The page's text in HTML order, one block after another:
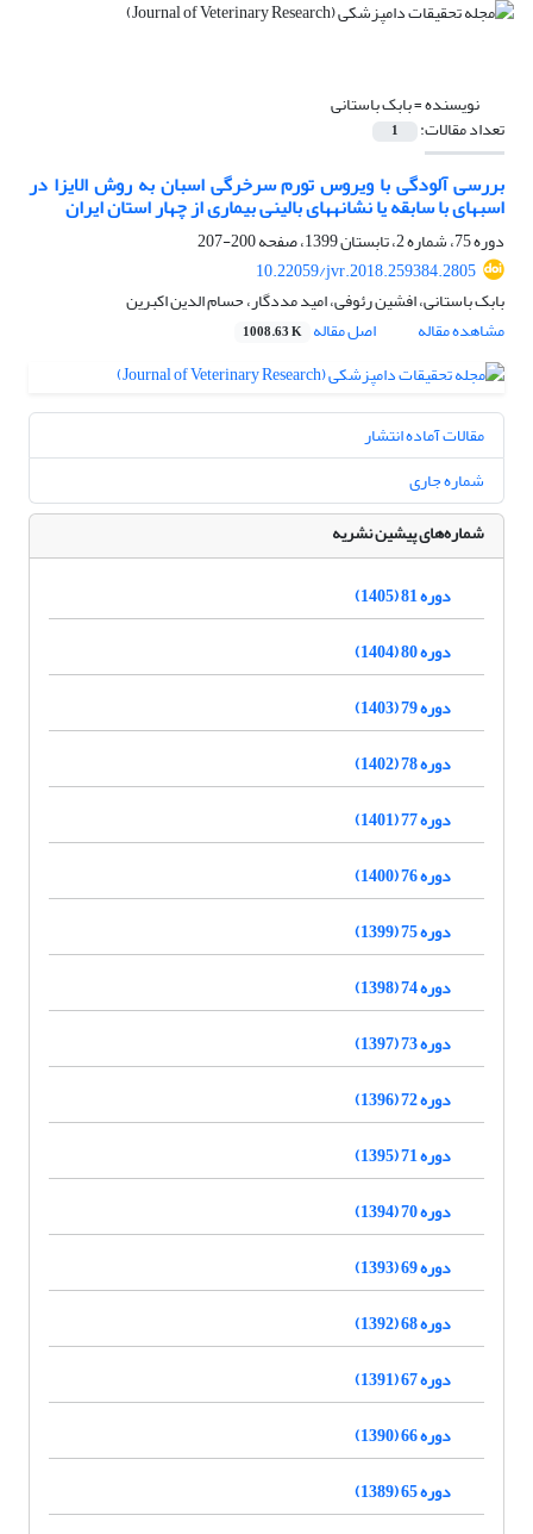
نویسنده =بابک باستانی
تعداد مقالات: 1
بررسی آلودگی با ویروس تورم سرخرگی اسبان به روش الایزا در
اسب‎های با سابقه یا نشانه‎های بالینی بیماری از چهار استان ایران
دوره 75، شماره 2، تابستان 1399، صفحه
200-207
10.22059/jvr.2018.259384.2805
بابک باستانی، افشین رئوفی، امید مددگار، حسام الدین اکبرین
مشاهده مقاله
اصل مقاله 1008.63 K
مقالات آماده انتشار
شماره جاری
شماره‌های پیشین نشریه
دوره 81 (1405)
دوره 80 (1404)
دوره 79 (1403)
دوره 78 (1402)
دوره 77 (1401)
دوره 76 (1400)
دوره 75 (1399)
دوره 74 (1398)
دوره 73 (1397)
دوره 72 (1396)
دوره 71 (1395)
دوره 70 (1394)
دوره 69 (1393)
دوره 68 (1392)
دوره 67 (1391)
دوره 66 (1390)
دوره 65 (1389)